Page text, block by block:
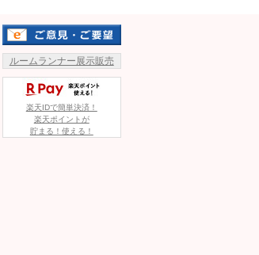
ONE戦士の剛腕に崩れる瞬間
者ピンチ」人気UFC戦士も手のひら返し
！失神KO勝利が話題「ミラクルな空手技
ルームランナー展示販売
楽天IDで簡単決済！
楽天ポイントが
貯まる！使える！